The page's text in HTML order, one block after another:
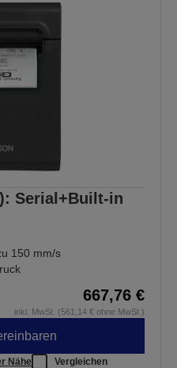
Serial+Built-in
150 mm/s
667,76 €
inkl. MwSt. (561,14 € ohne MwSt.)
Nähe Vergleichen